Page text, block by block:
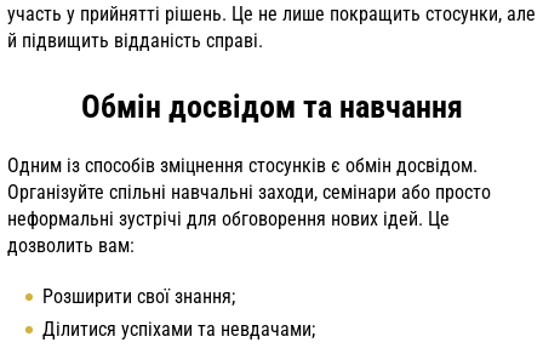
участь у прийнятті рішень. Це не лише покращить стосунки, але
й підвищить відданість справі.
Обмін досвідом та навчання
Одним із способів зміцнення стосунків є обмін досвідом.
Організуйте спільні навчальні заходи, семінари або просто
неформальні зустрічі для обговорення нових ідей. Це
дозволить вам:
Розширити свої знання;
Ділитися успіхами та невдачами;